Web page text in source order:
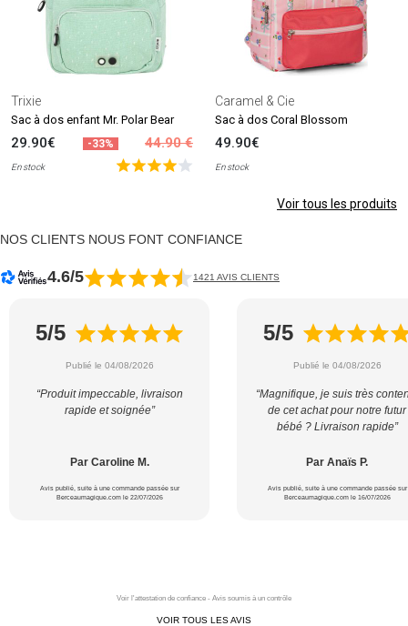
Trixie
Sac à dos enfant Mr. Polar Bear
29.90€ -33% 44.90 €
En stock
Caramel & Cie
Sac à dos Coral Blossom
49.90€
En stock
Voir tous les produits
NOS CLIENTS NOUS FONT CONFIANCE
4.6/5 1421 AVIS CLIENTS
5/5
Publié le 04/08/2026
“Produit impeccable, livraison
rapide et soignée”
Par Caroline M.
Avis publié, suite à une commande passée sur
Berceaumagique.com le 22/07/2026
5/5
Publié le 04/08/2026
“Magnifique, je suis très
de cet achat pour notre futur
bébé ? Livraison rapide”
Par Anaïs P.
Avis publié, suite à une commande passée sur
Berceaumagique.com le 16/07/2026
Voir l'attestation de confiance - Avis soumis à un contrôle
VOIR TOUS LES AVIS